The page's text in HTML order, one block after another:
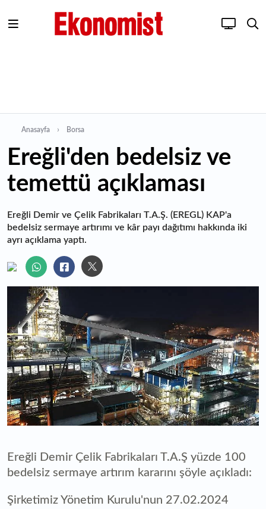
Anasayfa Borsa
Ereğli'den bedelsiz ve
temettü açıklaması
Ereğli Demir ve Çelik Fabrikaları T.A.Ş. (EREGL) KAP'a
bedelsiz sermaye artırımı ve kâr payı dağıtımı hakkında iki
ayrı açıklama yaptı.
Ereğli Demir Çelik Fabrikaları T.A.Ş yüzde 100
bedelsiz sermaye artırım kararını şöyle açıkladı:
Şirketimiz Yönetim Kurulu'nun 27.02.2024